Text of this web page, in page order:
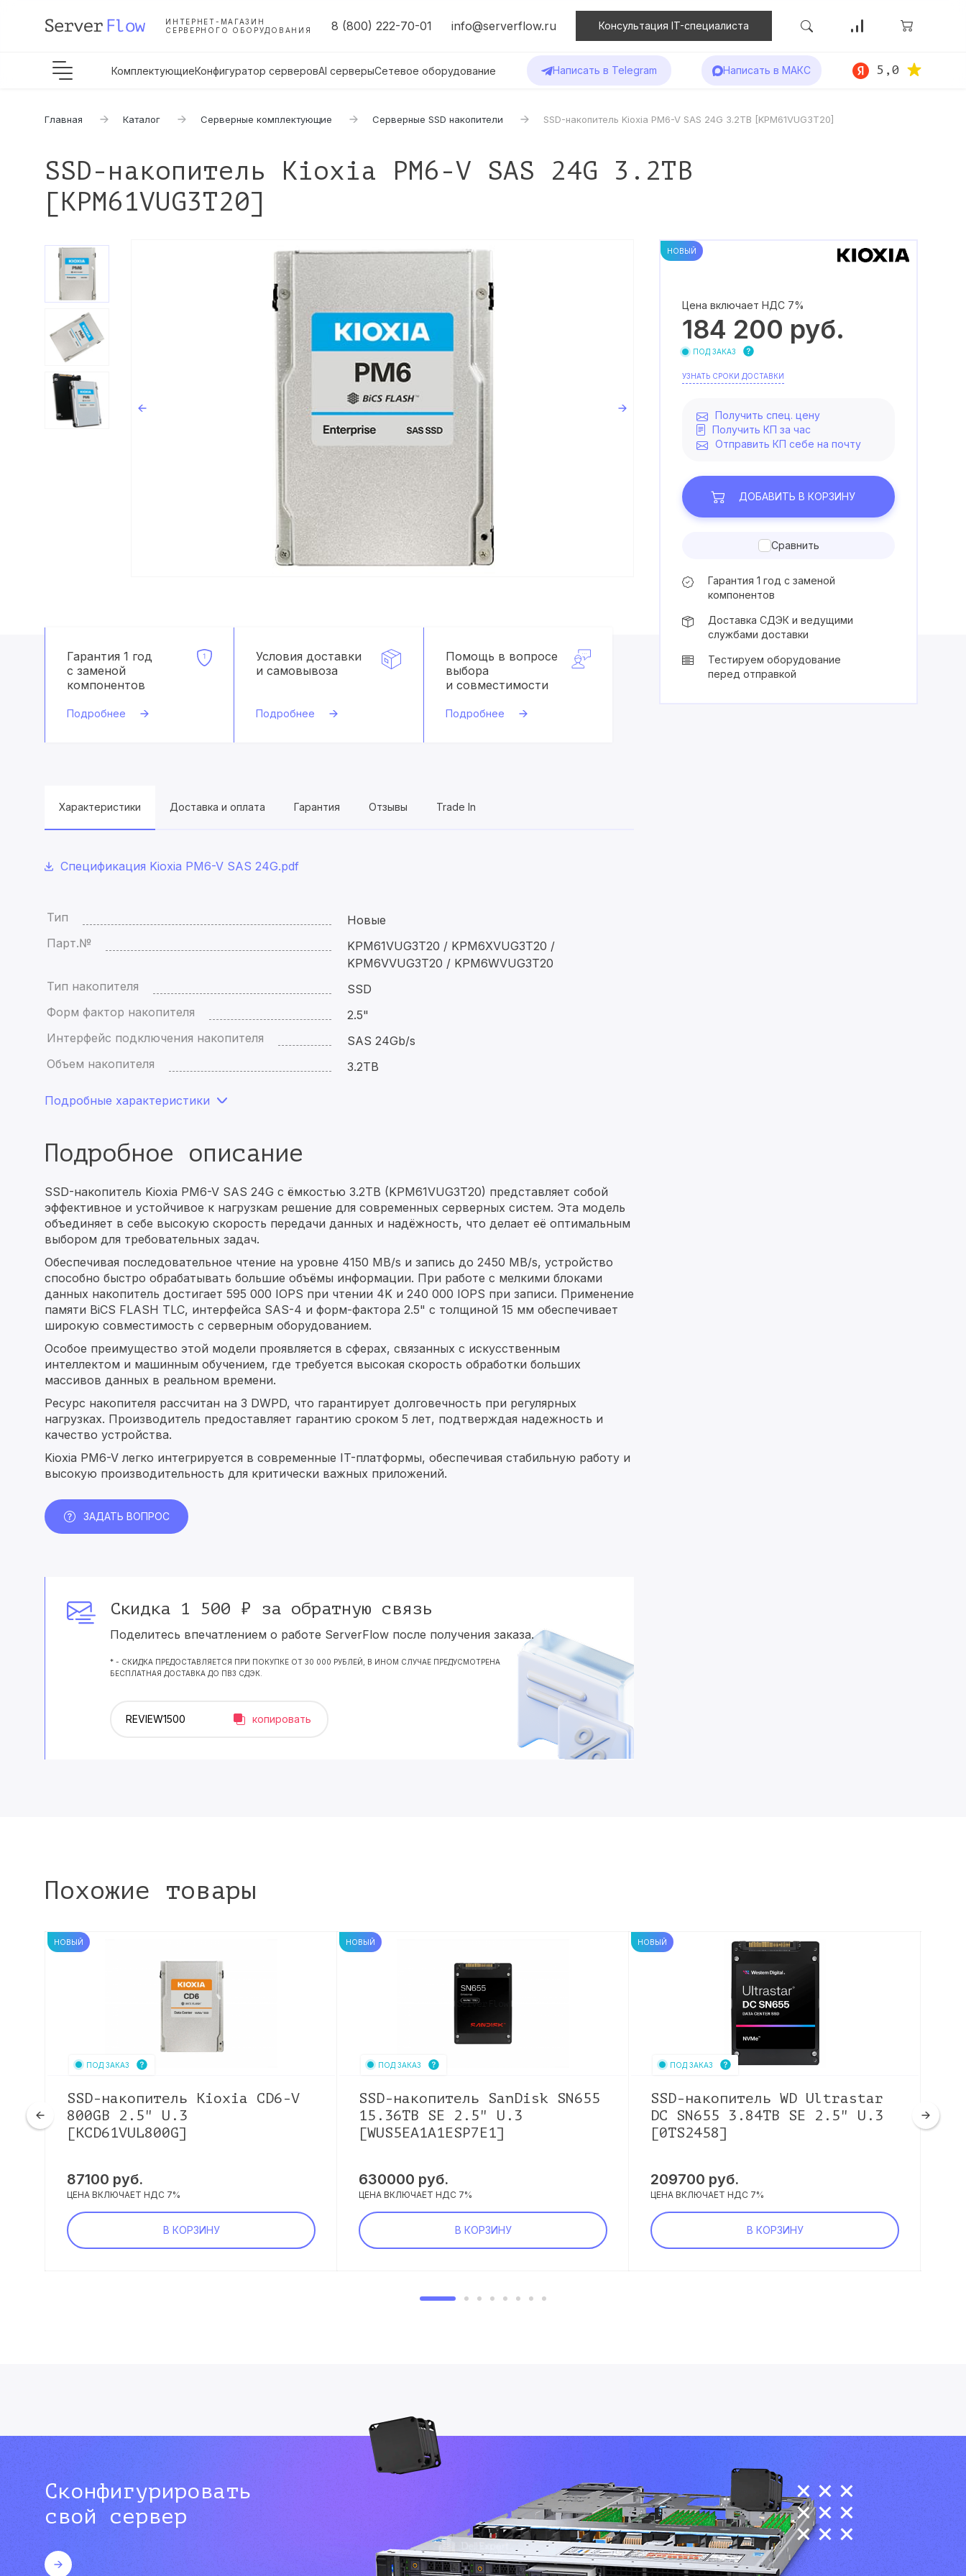
ИНТЕРНЕТ-МАГАЗИН
СЕРВЕРНОГО ОБОРУДОВАНИЯ
8 (800) 222-70-01 info@serverflow.ru Консультация IT-специалиста
КомплектующиеКонфигуратор серверовAI серверыСетевое оборудование Написать в Telegram Написать в МАКС 5,0
Главная Каталог Серверные комплектующие Серверные SSD накопители SSD-накопитель Kioxia PM6-V SAS 24G 3.2TB [KPM61VUG3T20]
SSD-накопитель Kioxia PM6-V SAS 24G 3.2TB
[KPM61VUG3T20]
Гарантия 1 год
с заменой
компонентов
Подробнее
Условия доставки
и самовывоза
Подробнее
Помощь в вопросе
выбора
и совместимости
Подробнее
Характеристики Доставка и оплата Гарантия Отзывы Trade In
Спецификация Kioxia PM6-V SAS 24G.pdf
Тип
Новые
Парт.№
KPM61VUG3T20 / KPM6XVUG3T20 /
KPM6VVUG3T20 / KPM6WVUG3T20
Тип накопителя
SSD
Форм фактор накопителя
2.5"
Интерфейс подключения накопителя
SAS 24Gb/s
Объем накопителя
3.2TB
Подробные характеристики
Подробное описание
SSD-накопитель Kioxia PM6-V SAS 24G с ёмкостью 3.2TB (KPM61VUG3T20) представляет собой
эффективное и устойчивое к нагрузкам решение для современных серверных систем. Эта модель
объединяет в себе высокую скорость передачи данных и надёжность, что делает её оптимальным
выбором для требовательных задач.
Обеспечивая последовательное чтение на уровне 4150 MB/s и запись до 2450 MB/s, устройство
способно быстро обрабатывать большие объёмы информации. При работе с мелкими блоками
данных накопитель достигает 595 000 IOPS при чтении 4K и 240 000 IOPS при записи. Применение
памяти BiCS FLASH TLC, интерфейса SAS-4 и форм-фактора 2.5" с толщиной 15 мм обеспечивает
широкую совместимость с серверным оборудованием.
Особое преимущество этой модели проявляется в сферах, связанных с искусственным
интеллектом и машинным обучением, где требуется высокая скорость обработки больших
массивов данных в реальном времени.
Ресурс накопителя рассчитан на 3 DWPD, что гарантирует долговечность при регулярных
нагрузках. Производитель предоставляет гарантию сроком 5 лет, подтверждая надежность и
качество устройства.
Kioxia PM6-V легко интегрируется в современные IT-платформы, обеспечивая стабильную работу и
высокую производительность для критически важных приложений.
ЗАДАТЬ ВОПРОС
Скидка 1 500 ₽ за обратную связь
Поделитесь впечатлением о работе ServerFlow после получения заказа.
* - СКИДКА ПРЕДОСТАВЛЯЕТСЯ ПРИ ПОКУПКЕ ОТ 30 000 РУБЛЕЙ, В ИНОМ СЛУЧАЕ ПРЕДУСМОТРЕНА
БЕСПЛАТНАЯ ДОСТАВКА ДО ПВЗ СДЭК.
копировать
НОВЫЙ
Цена включает НДС 7%
184 200 руб.
ПОД ЗАКАЗ
УЗНАТЬ СРОКИ ДОСТАВКИ
Получить спец. цену
Получить КП за час
Отправить КП себе на почту
ДОБАВИТЬ В КОРЗИНУ
Сравнить
Гарантия 1 год с заменой
компонентов
Доставка СДЭК и ведущими
службами доставки
Тестируем оборудование
перед отправкой
Похожие товары
НОВЫЙ
ПОД ЗАКАЗ
SSD-накопитель Kioxia CD6-V
800GB 2.5" U.3
[KCD61VUL800G]
87100 руб.
ЦЕНА ВКЛЮЧАЕТ НДС 7%
В КОРЗИНУ
НОВЫЙ
ПОД ЗАКАЗ
SSD-накопитель SanDisk SN655
15.36TB SE 2.5" U.3
[WUS5EA1A1ESP7E1]
630000 руб.
ЦЕНА ВКЛЮЧАЕТ НДС 7%
В КОРЗИНУ
НОВЫЙ
ПОД ЗАКАЗ
SSD-накопитель WD Ultrastar
DC SN655 3.84TB SE 2.5" U.3
[0TS2458]
209700 руб.
ЦЕНА ВКЛЮЧАЕТ НДС 7%
В КОРЗИНУ
Сконфигурировать
свой сервер